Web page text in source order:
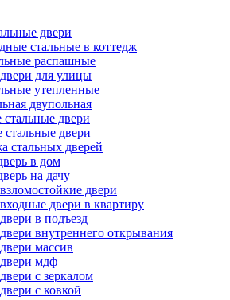
двери
стальные в коттедж
распашные
для улицы
утепленные
двупольная
двери
стальные двери
стальных дверей
в дом
на дачу
двери
двери в квартиру
в подъезд
внутреннего открывания
массив
мдф
с зеркалом
с ковкой